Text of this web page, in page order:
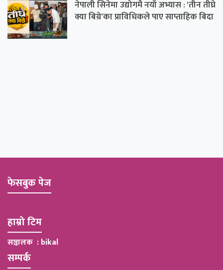
नेपाली सिनेमा उद्योगमै नयाँ अभ्यास : ‘तीन तीघ्रे
क्या बिग्रे’का प्राविधिकले पाए साप्ताहिक बिदा
फेसबुक पेज
हाम्रो टिम
सञ्चालक : bikal
सम्पर्क